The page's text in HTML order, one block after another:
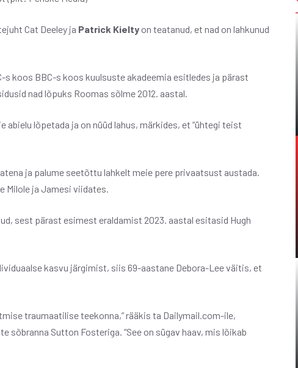
Cat Deeley ja Patrick Kielty on teatanud, et nad on lahkunud
koos BBC-s koos kuulsuste akadeemia esitledes ja pärast
nad lõpuks Roomas sõlme 2012. aastal.
lõpetada ja on nüüd lahus, märkides, et “ühtegi teist
ja palume seetõttu lahkelt meie pere privaatsust austada.
Milole ja Jamesi viidates.
sest pärast esimest eraldamist 2023. aastal esitasid Hugh
kasvu järgimist, siis 69-aastane Debora-Lee väitis, et
traumaatilise teekonna,” rääkis ta Dailymail.com-ile,
Sutton Fosteriga. “See on sügav haav, mis lõikab